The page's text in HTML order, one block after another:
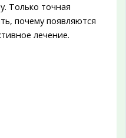
Только точная
почему появляются
лечение.